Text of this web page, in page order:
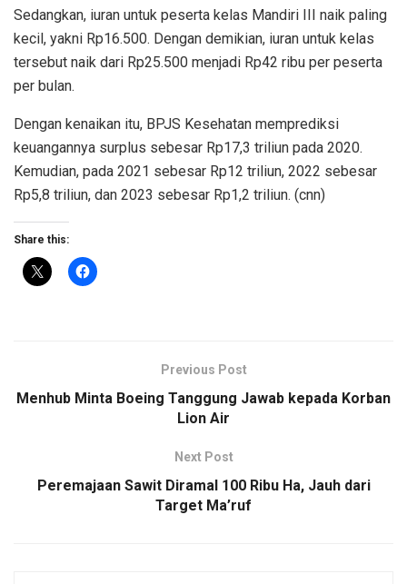
Sedangkan, iuran untuk peserta kelas Mandiri III naik paling
kecil, yakni Rp16.500. Dengan demikian, iuran untuk kelas
tersebut naik dari Rp25.500 menjadi Rp42 ribu per peserta
per bulan.
Dengan kenaikan itu, BPJS Kesehatan memprediksi
keuangannya surplus sebesar Rp17,3 triliun pada 2020.
Kemudian, pada 2021 sebesar Rp12 triliun, 2022 sebesar
Rp5,8 triliun, dan 2023 sebesar Rp1,2 triliun. (cnn)
Share this:
Previous Post
Menhub Minta Boeing Tanggung Jawab kepada Korban
Lion Air
Next Post
Peremajaan Sawit Diramal 100 Ribu Ha, Jauh dari
Target Ma’ruf